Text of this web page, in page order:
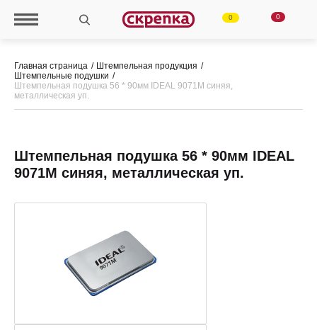
0 0
Главная страница
Штемпельная продукция
Штемпельные подушки
Штемпельная подушка 56 * 90мм IDEAL 9071M синяя,
металлическая уп.
Штемпельная подушка 56 * 90мм IDEAL
9071M синяя, металлическая уп.